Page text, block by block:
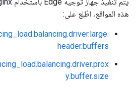
هذه المواقع، اطّلِع على:
header.buffers
y.buffer.size